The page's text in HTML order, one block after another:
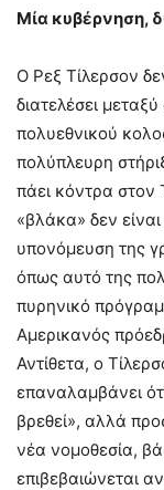
Μία κυβέρνηση,
Ο Ρεξ Τίλερσον
διατελέσει
πολυεθνικού
πολύπλευρη
πάει κόντρα στον
«βλάκα» δεν
υπονόμευση της
όπως αυτό της
πυρηνικό
Αμερικανός
Αντίθετα, ο
επαναλαμβάνει
βρεθεί», αλλά
νέα νομοθεσία,
επιβεβαιώνεται